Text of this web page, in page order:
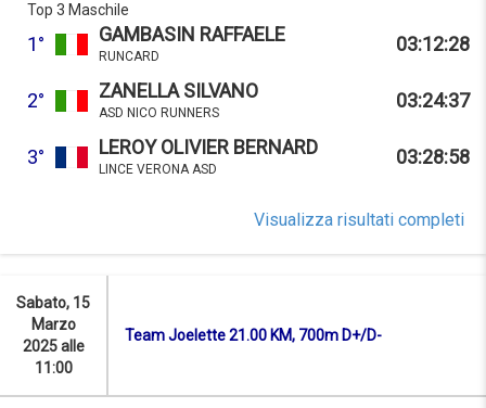
Top 3 Maschile
1° GAMBASIN RAFFAELE
RUNCARD
03:12:28
2° ZANELLA SILVANO
ASD NICO RUNNERS
03:24:37
3° LEROY OLIVIER BERNARD
LINCE VERONA ASD
03:28:58
Visualizza risultati completi
Sabato, 15
Marzo
2025 alle
11:00
Team Joelette 21.00 KM, 700m D+/D-